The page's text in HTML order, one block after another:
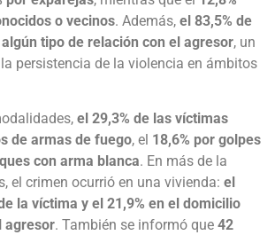
o vecinos. Además, el 83,5% de
tipo de relación con el agresor, un
persistencia de la violencia en ámbitos
el 29,3% de las víctimas
de armas de fuego, el 18,6% por golpes
con arma blanca. En más de la
el crimen ocurrió en una vivienda: el
la víctima y el 21,9% en el domicilio
agresor. También se informó que 42